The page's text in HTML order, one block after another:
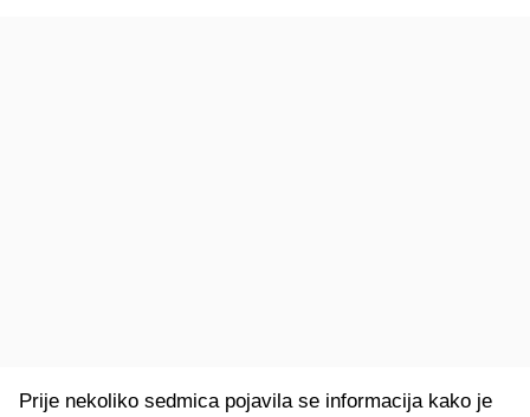
Prije nekoliko sedmica pojavila se informacija kako je